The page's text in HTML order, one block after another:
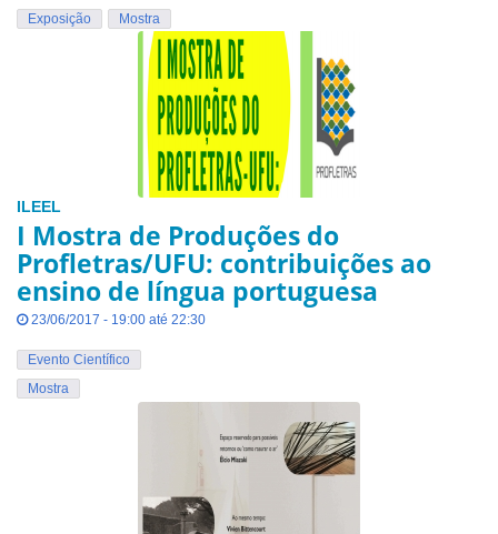
Exposição
Mostra
ILEEL
I Mostra de Produções do
Profletras/UFU: contribuições ao
ensino de língua portuguesa
23/06/2017 - 19:00 até 22:30
Evento Científico
Mostra